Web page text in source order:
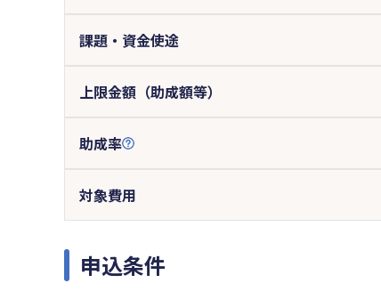
課題・資金使途
上限金額（助成額等）
助成率
対象費用
申込条件